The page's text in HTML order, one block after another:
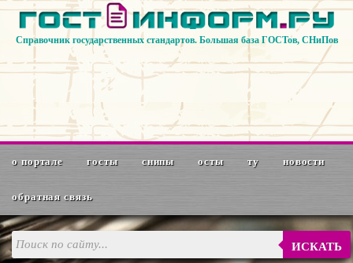
Справочник государственных стандартов. Большая база ГОСТов, СНиПов
о портале госты снипы осты ту новости
обратная связь
ИСКАТЬ